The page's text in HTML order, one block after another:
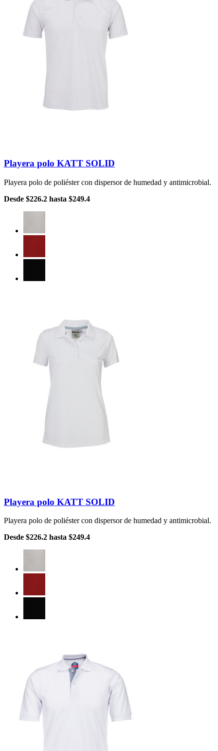
Playera polo KATT SOLID
Playera polo de poliéster con dispersor de humedad y antimicrobial.
Desde $226.2 hasta $249.4
Playera polo KATT SOLID
Playera polo de poliéster con dispersor de humedad y antimicrobial.
Desde $226.2 hasta $249.4